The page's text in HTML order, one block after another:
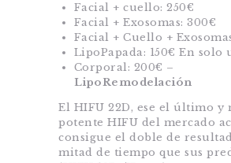
Facial + cuello: 250€
Facial + Exosomas: 300€
Facial + Cuello +
LipoPapada: 150€ En solo
Corporal: 200€ –
LipoRemodelación
El HIFU 22D, ese el último y
potente HIFU del mercado
consigue el doble de
mitad de tiempo que sus